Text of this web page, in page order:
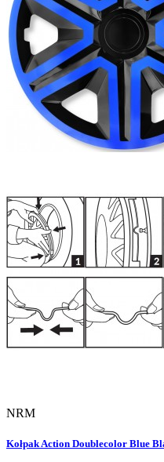
NRM
Kołpak Action Doublecolor Blue